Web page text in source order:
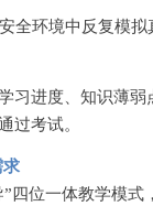
全环境中反复模
习进度、知识薄
过考试。
求
四位一体教学模式